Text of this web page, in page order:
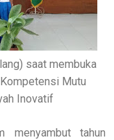
saat membuka
Mutu
Inovatif
menyambut tahun